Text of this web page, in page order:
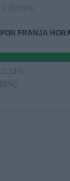
2 (5,56%)
FRANJA